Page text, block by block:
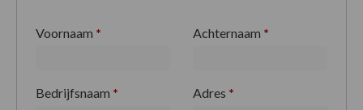
Voornaam * Achternaam *
Bedrijfsnaam * Adres *